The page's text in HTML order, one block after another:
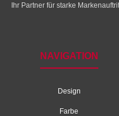
Ihr Partner für starke
NAVIGATION
Design
Farbe